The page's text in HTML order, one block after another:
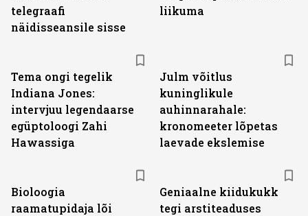
telegraafi
näidisseansile sisse
liikuma
Tema ongi tegelik
Indiana Jones:
intervjuu legendaarse
egüptoloogi Zahi
Hawassiga
Julm võitlus
kuninglikule
auhinnarahale:
kronomeeter lõpetas
laevade ekslemise
Bioloogia
raamatupidaja lõi
Geniaalne kiidukukk
tegi arstiteaduses